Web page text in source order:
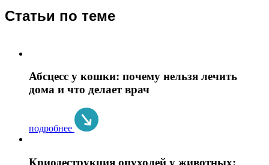
Статьи по теме
Абсцесс у кошки: почему нельзя лечить
дома и что делает врач
подробнее
Криодеструкция опухолей у животных: